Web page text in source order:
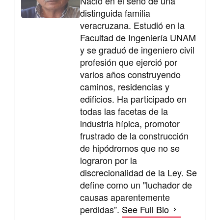
distinguida familia
veracruzana. Estudió en la
Facultad de Ingeniería UNAM
y se graduó de ingeniero civil
profesión que ejerció por
varios años construyendo
caminos, residencias y
edificios. Ha participado en
todas las facetas de la
industria hípica, promotor
frustrado de la construcción
de hipódromos que no se
lograron por la
discrecionalidad de la Ley. Se
define como un "luchador de
causas aparentemente
perdidas”. See Full Bio